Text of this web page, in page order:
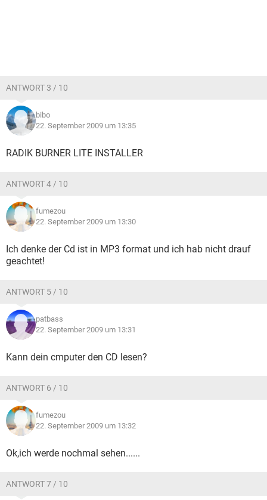
ANTWORT 3 / 10
bibo
22. September 2009 um 13:35
RADIK BURNER LITE INSTALLER
ANTWORT 4 / 10
fumezou
22. September 2009 um 13:30
Ich denke der Cd ist in MP3 format und ich hab nicht drauf
geachtet!
ANTWORT 5 / 10
patbass
22. September 2009 um 13:31
Kann dein cmputer den CD lesen?
ANTWORT 6 / 10
fumezou
22. September 2009 um 13:32
Ok,ich werde nochmal sehen......
ANTWORT 7 / 10